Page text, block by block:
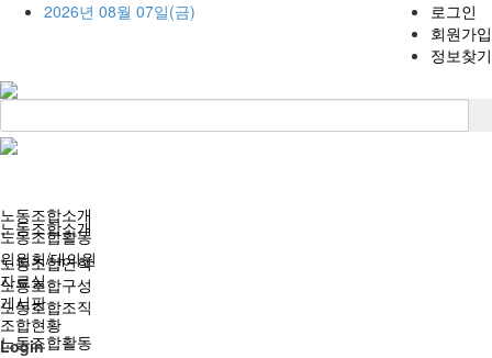
2026년 08월 07일(금)
로그인
회원가입
정보찾기
노동조합소개
노동조합연혁
노동조합구성
노동조합조직
노동조합활동
노동조합소개
노동조합활동
위원회/대의원
자료실
게시판
조합현황
Login